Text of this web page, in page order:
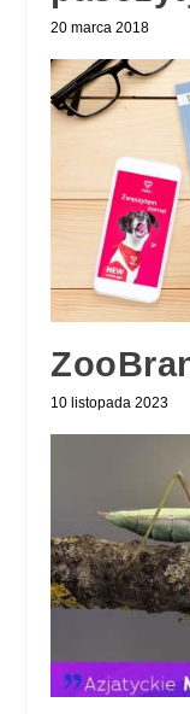
20 marca 2018
10 listopada 2023